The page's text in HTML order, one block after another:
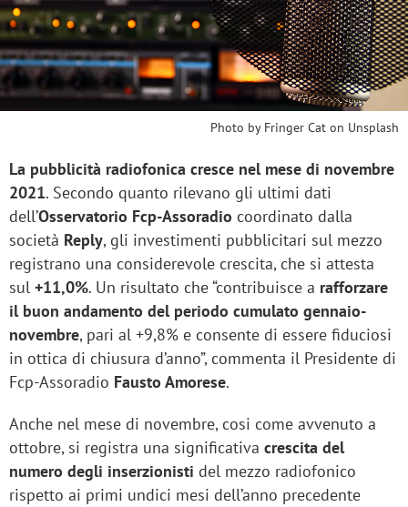
Photo by Fringer Cat on Unsplash
La pubblicità radiofonica cresce nel mese di novembre
2021. Secondo quanto rilevano gli ultimi dati
dell’Osservatorio Fcp-Assoradio coordinato dalla
società Reply, gli investimenti pubblicitari sul mezzo
registrano una considerevole crescita, che si attesta
sul +11,0%. Un risultato che “contribuisce a rafforzare
il buon andamento del periodo cumulato gennaio-
novembre, pari al +9,8% e consente di essere fiduciosi
in ottica di chiusura d’anno”, commenta il Presidente di
Fcp-Assoradio Fausto Amorese.
Anche nel mese di novembre, cosi come avvenuto a
ottobre, si registra una significativa crescita del
numero degli inserzionisti del mezzo radiofonico
rispetto ai primi undici mesi dell’anno precedente